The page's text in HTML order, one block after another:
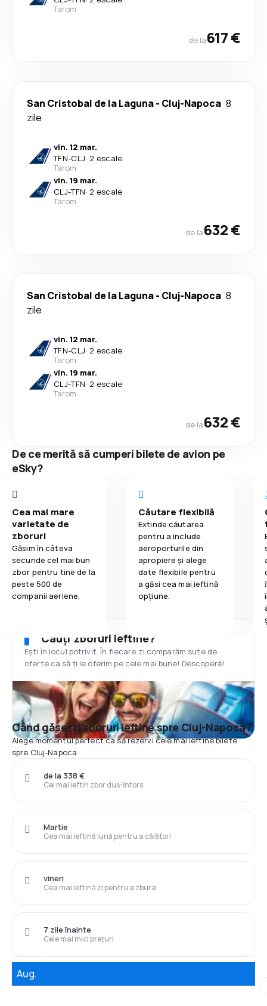
Tarom
de la617 €
San Cristobal de la Laguna- Cluj-Napoca 8
zile
vin. 12 mar.
TFN-CLJ· 2 escale
Tarom
vin. 19 mar.
CLJ-TFN· 2 escale
Tarom
de la632 €
San Cristobal de la Laguna- Cluj-Napoca 8
zile
vin. 12 mar.
TFN-CLJ· 2 escale
Tarom
vin. 19 mar.
CLJ-TFN· 2 escale
Tarom
de la632 €
De ce merită să cumperi bilete de avion pe
eSky?
Cea mai mare
varietate de
zboruri
Găsim în câteva
secunde cel mai bun
zbor pentru tine de la
peste 500 de
companii aeriene.
Căutare flexibilă
Extinde căutarea
pentru a include
aeroporturile din
apropiere și alege
date flexibile pentru
a găsi cea mai ieftină
opțiune.
Cauți zboruri ieftine?
Ești în locul potrivit. În fiecare zi comparăm sute de
oferte ca să ți le oferim pe cele mai bune! Descoperă!
Când găsești zboruri ieftine spre Cluj-Napoca?
Alege momentul perfect ca să rezervi cele mai ieftine bilete
spre Cluj-Napoca
Cel mai ieftin zbor dus-întors
de la 338 €
Cea mai ieftină lună pentru a călători
Martie
Cea mai ieftină zi pentru a zbura
vineri
Cele mai mici prețuri
7 zile înainte
Aug.